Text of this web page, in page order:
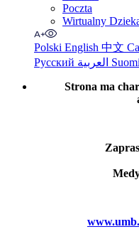
Poczta
Wirtualny
Polski English 中文
Русский
Suomi
Strona ma